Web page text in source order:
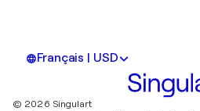
Français | USD
© 2026 Singulart